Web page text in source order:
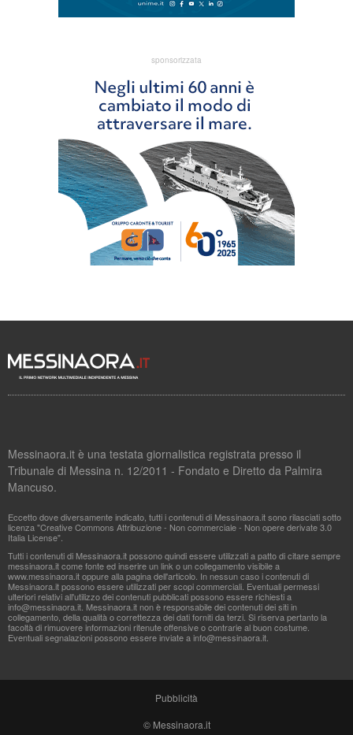
sponsorizzata
Messinaora.it è una testata giornalistica registrata presso il
Tribunale di Messina n. 12/2011 - Fondato e Diretto da Palmira
Mancuso.
Eccetto dove diversamente indicato, tutti i contenuti di Messinaora.it sono rilasciati sotto
licenza "Creative Commons Attribuzione - Non commerciale - Non opere derivate 3.0
Italia License".
Tutti i contenuti di Messinaora.it possono quindi essere utilizzati a patto di citare sempre
messinaora.it come fonte ed inserire un link o un collegamento visibile a
www.messinaora.it oppure alla pagina dell'articolo. In nessun caso i contenuti di
Messinaora.it possono essere utilizzati per scopi commerciali. Eventuali permessi
ulteriori relativi all'utilizzo dei contenuti pubblicati possono essere richiesti a
info@messinaora.it . Messinaora.it non è responsabile dei contenuti dei siti in
collegamento, della qualità o correttezza dei dati forniti da terzi. Si riserva pertanto la
facoltà di rimuovere informazioni ritenute offensive o contrarie al buon costume.
Eventuali segnalazioni possono essere inviate ainfo@messinaora.it
Pubblicità
© Messinaora.it